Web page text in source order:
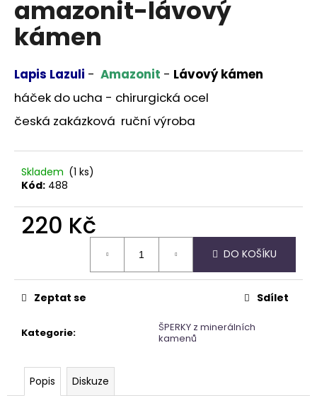
amazonit-lávový
kámen
Lapis Lazuli - Amazonit - Lávový kámen
háček do ucha - chirurgická ocel
česká zakázková ruční výroba
Skladem (1 ks)
Kód: 488
220 Kč
DO KOŠÍKU
Kategorie:
ŠPERKY z minerálních
kamenů
Zeptat se Sdílet
Popis Diskuze
a
t
?
D
u
u